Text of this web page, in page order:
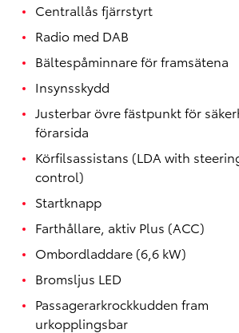
Centrallås fjärrstyrt
Radio med DAB
Bältespåminnare för framsätena
Insynsskydd
Justerbar övre fästpunkt för
förarsida
Körfilsassistans (LDA with
control)
Startknapp
Farthållare, aktiv Plus (ACC)
Ombordladdare (6,6 kW)
Bromsljus LED
Passagerarkrockkudden fram
urkopplingsbar